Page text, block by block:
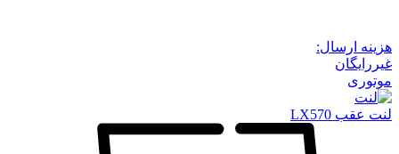
هزینه ارسال:
غیررایگان
موتوری
لنت عقب LX570